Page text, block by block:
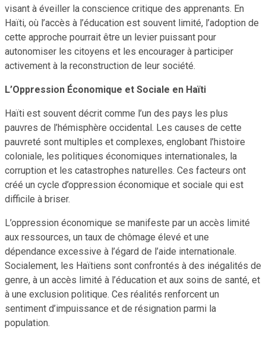
visant à éveiller la conscience critique des apprenants. En
Haïti, où l’accès à l’éducation est souvent limité, l’adoption de
cette approche pourrait être un levier puissant pour
autonomiser les citoyens et les encourager à participer
activement à la reconstruction de leur société.
L’Oppression Économique et Sociale en Haïti
Haïti est souvent décrit comme l’un des pays les plus
pauvres de l’hémisphère occidental. Les causes de cette
pauvreté sont multiples et complexes, englobant l’histoire
coloniale, les politiques économiques internationales, la
corruption et les catastrophes naturelles. Ces facteurs ont
créé un cycle d’oppression économique et sociale qui est
difficile à briser.
L’oppression économique se manifeste par un accès limité
aux ressources, un taux de chômage élevé et une
dépendance excessive à l’égard de l’aide internationale.
Socialement, les Haïtiens sont confrontés à des inégalités de
genre, à un accès limité à l’éducation et aux soins de santé, et
à une exclusion politique. Ces réalités renforcent un
sentiment d’impuissance et de résignation parmi la
population.